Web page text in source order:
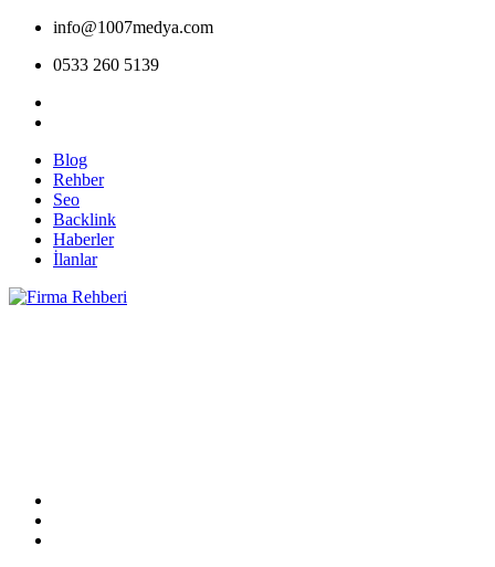
info@1007medya.com
0533 260 5139
Blog
Rehber
Seo
Backlink
Haberler
İlanlar